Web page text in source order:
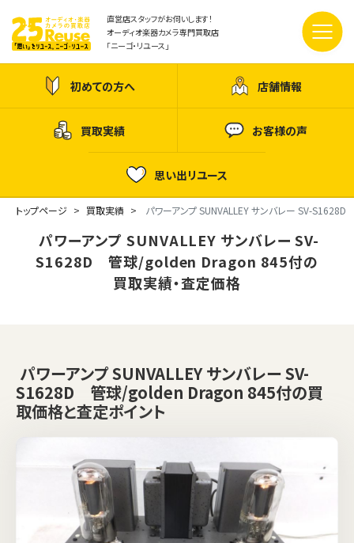
直営店スタッフがお伺いします！
オーディオ楽器カメラ専門買取店
「ニーゴ・リユース」
初めての方へ 店舗情報
買取実績 お客様の声
思い出リユース
トップページ 買取実績 パワーアンプ SUNVALLEY サンバレー SV-
パワーアンプ SUNVALLEY サンバレー SV-
S1628D 管球/golden Dragon 845付の
買取実績・査定価格
パワーアンプ SUNVALLEY サンバレー SV-
S1628D 管球/golden Dragon 845付の買
取価格と査定ポイント